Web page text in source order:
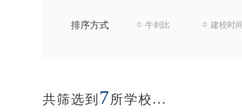
排序方式 牛剑比 建校时间
共筛选到 7所学校...